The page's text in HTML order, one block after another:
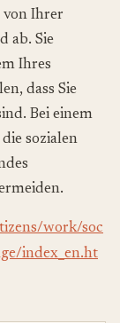
von Ihrer
ab. Sie
Ihres
dass Sie
Bei einem
sozialen
work/soc
index_en.ht